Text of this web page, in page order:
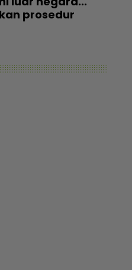
prosedur